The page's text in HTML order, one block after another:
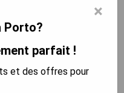
Hotel est idéalement
l'Université de
×
Porto?
parfait !
et des offres pour